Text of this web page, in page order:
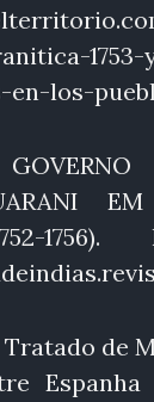
1753-
en-los-
Tratado de